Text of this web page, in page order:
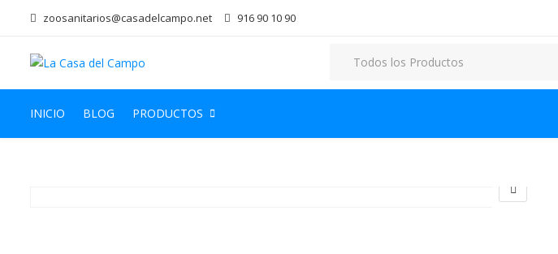
zoosanitarios@casadelcampo.net 916 90 10 90
INICIO BLOG PRODUCTOS